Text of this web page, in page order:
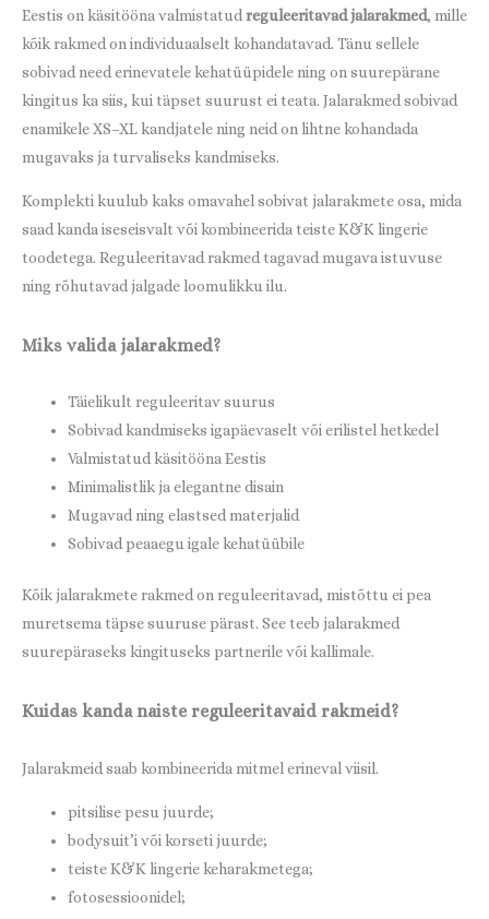
Eestis on käsitööna valmistatudreguleeritavad jalarakmed, mille
kõik rakmed on individuaalselt kohandatavad. Tänu sellele
sobivad need erinevatele kehatüüpidele ning on suurepärane
kingitus ka siis, kui täpset suurust ei teata. Jalarakmed sobivad
enamikele XS–XL kandjatele ning neid on lihtne kohandada
mugavaks ja turvaliseks kandmiseks.
Komplekti kuulub kaks omavahel sobivat jalarakmete osa, mida
saad kanda iseseisvalt või kombineerida teiste K&K lingerie
toodetega. Reguleeritavad rakmed tagavad mugava istuvuse
ning rõhutavad jalgade loomulikku ilu.
Miks valida jalarakmed?
Täielikult reguleeritav suurus
Sobivad kandmiseks igapäevaselt või erilistel hetkedel
Valmistatud käsitööna Eestis
Minimalistlik ja elegantne disain
Mugavad ning elastsed materjalid
Sobivad peaaegu igale kehatüübile
Kõik jalarakmete rakmed on reguleeritavad, mistõttu ei pea
muretsema täpse suuruse pärast. See teeb jalarakmed
suurepäraseks kingituseks partnerile või kallimale.
Kuidas kanda naiste reguleeritavaid rakmeid?
Jalarakmeid saab kombineerida mitmel erineval viisil.
pitsilise pesu juurde;
bodysuit’i või korseti juurde;
teiste K&K lingerie keharakmetega;
fotosessioonidel;